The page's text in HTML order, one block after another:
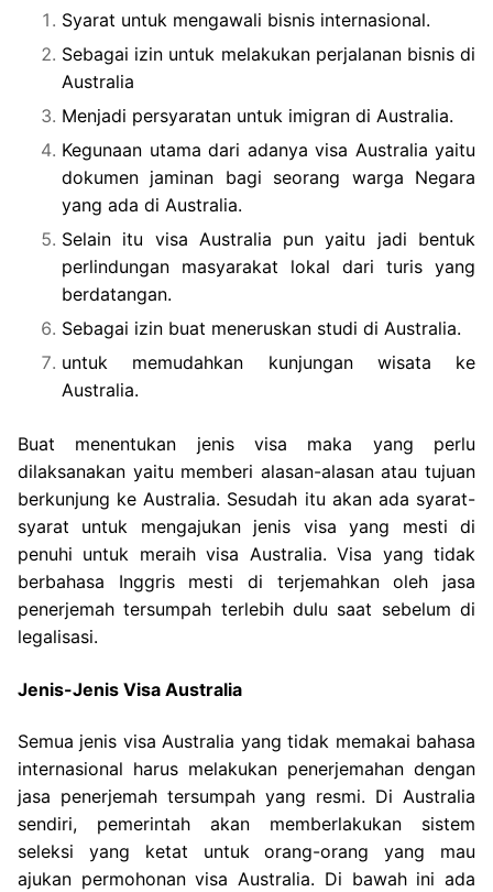
Syarat untuk mengawali bisnis internasional.
Sebagai izin untuk melakukan perjalanan bisnis di
Australia
Menjadi persyaratan untuk imigran di Australia.
Kegunaan utama dari adanya visa Australia yaitu
dokumen jaminan bagi seorang warga Negara
yang ada di Australia.
Selain itu visa Australia pun yaitu jadi bentuk
perlindungan masyarakat lokal dari turis yang
berdatangan.
Sebagai izin buat meneruskan studi di Australia.
untuk memudahkan kunjungan wisata ke
Australia.
Buat menentukan jenis visa maka yang perlu
dilaksanakan yaitu memberi alasan-alasan atau tujuan
berkunjung ke Australia. Sesudah itu akan ada syarat-
syarat untuk mengajukan jenis visa yang mesti di
penuhi untuk meraih visa Australia. Visa yang tidak
berbahasa Inggris mesti di terjemahkan oleh jasa
penerjemah tersumpah terlebih dulu saat sebelum di
legalisasi.
Jenis-Jenis Visa Australia
Semua jenis visa Australia yang tidak memakai bahasa
internasional harus melakukan penerjemahan dengan
jasa penerjemah tersumpah yang resmi. Di Australia
sendiri, pemerintah akan memberlakukan sistem
seleksi yang ketat untuk orang-orang yang mau
ajukan permohonan visa Australia. Di bawah ini ada